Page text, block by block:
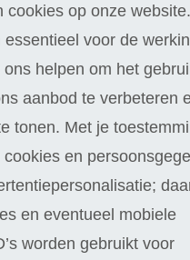
je niet slaagt
cookies op onze website.
essentieel voor de
helpen om het
aanbod te verbeteren
tonen. Met je
en
en eventueel mobiele
worden gebruikt voor